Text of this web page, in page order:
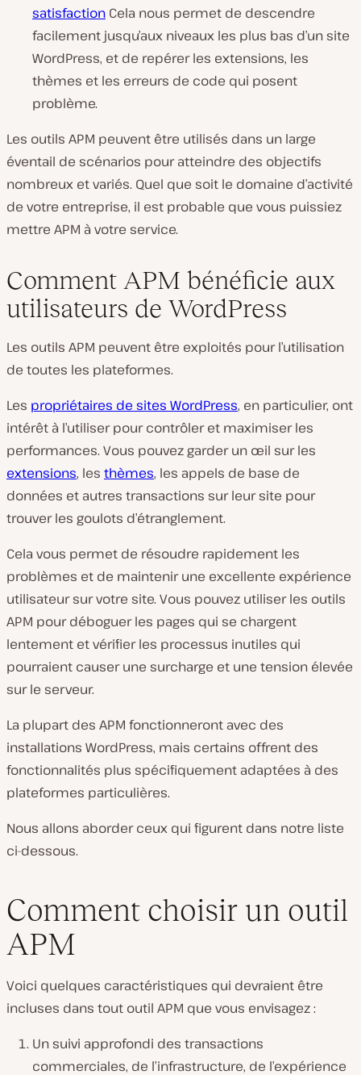
satisfaction Cela nous permet de descendre
facilement jusqu’aux niveaux les plus bas d’un site
WordPress, et de repérer les extensions, les
thèmes et les erreurs de code qui posent
problème.
Les outils APM peuvent être utilisés dans un large
éventail de scénarios pour atteindre des objectifs
nombreux et variés. Quel que soit le domaine d’activité
de votre entreprise, il est probable que vous puissiez
mettre APM à votre service.
Comment APM bénéficie aux
utilisateurs de WordPress
Les outils APM peuvent être exploités pour l’utilisation
de toutes les plateformes.
Les propriétaires de sites WordPress, en particulier, ont
intérêt à l’utiliser pour contrôler et maximiser les
performances. Vous pouvez garder un œil sur les
extensions, les thèmes, les appels de base de
données et autres transactions sur leur site pour
trouver les goulots d’étranglement.
Cela vous permet de résoudre rapidement les
problèmes et de maintenir une excellente expérience
utilisateur sur votre site. Vous pouvez utiliser les outils
APM pour déboguer les pages qui se chargent
lentement et vérifier les processus inutiles qui
pourraient causer une surcharge et une tension élevée
sur le serveur.
La plupart des APM fonctionneront avec des
installations WordPress, mais certains offrent des
fonctionnalités plus spécifiquement adaptées à des
plateformes particulières.
Nous allons aborder ceux qui figurent dans notre liste
ci-dessous.
Comment choisir un outil
APM
Voici quelques caractéristiques qui devraient être
incluses dans tout outil APM que vous envisagez :
Un suivi approfondi des transactions
commerciales, de l’infrastructure, de l’expérience